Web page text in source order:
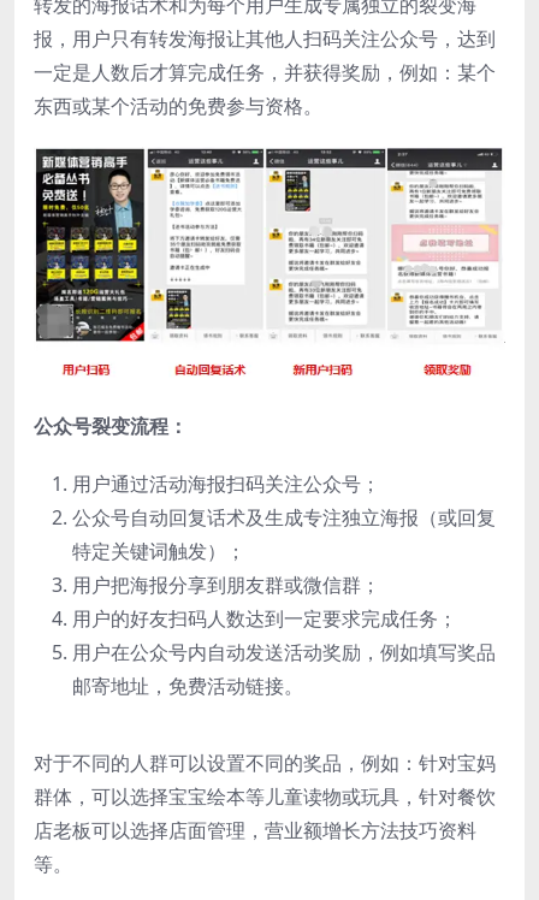
报，用户只有转发海报让其他人扫码关注公众号，达到
一定是人数后才算完成任务，并获得奖励，例如：某个
东西或某个活动的免费参与资格。
公众号裂变流程：
用户通过活动海报扫码关注公众号；
公众号自动回复话术及生成专注独立海报（或回复
特定关键词触发）；
用户把海报分享到朋友群或微信群；
用户的好友扫码人数达到一定要求完成任务；
用户在公众号内自动发送活动奖励，例如填写奖品
邮寄地址，免费活动链接。
对于不同的人群可以设置不同的奖品，例如：针对宝妈
群体，可以选择宝宝绘本等儿童读物或玩具，针对餐饮
店老板可以选择店面管理，营业额增长方法技巧资料
等。